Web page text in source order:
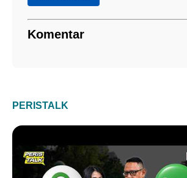
Komentar
PERISTALK